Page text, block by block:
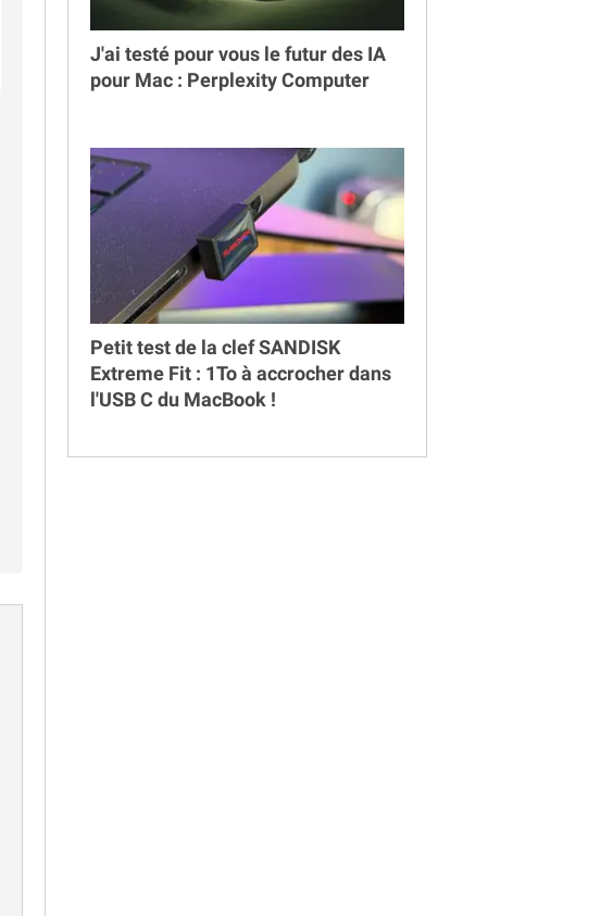
J'ai testé pour vous le futur des IA
pour Mac : Perplexity Computer
Petit test de la clef SANDISK
Extreme Fit : 1To à accrocher dans
l'USB C du MacBook !